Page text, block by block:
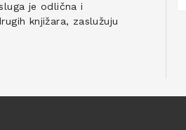
je odlična i
knjižara, zaslužuju